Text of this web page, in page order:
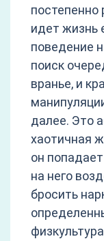
постепенно
идет жизнь
поведение
поиск
вранье, и
далее. Это
хаотичная
он
на него
бросить